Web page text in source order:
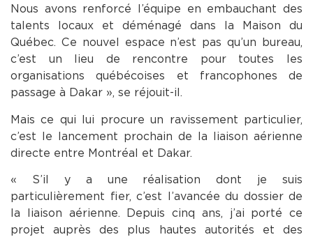
Nous avons renforcé l’équipe en embauchant des
talents locaux et déménagé dans la Maison du
Québec. Ce nouvel espace n’est pas qu’un bureau,
c’est un lieu de rencontre pour toutes les
organisations québécoises et francophones de
passage à Dakar », se réjouit-il.
Mais ce qui lui procure un ravissement particulier,
c’est le lancement prochain de la liaison aérienne
directe entre Montréal et Dakar.
« S’il y a une réalisation dont je suis
particulièrement fier, c’est l’avancée du dossier de
la liaison aérienne. Depuis cinq ans, j’ai porté ce
projet auprès des plus hautes autorités et des